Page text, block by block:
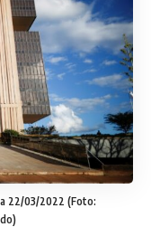
22/03/2022 (Foto: